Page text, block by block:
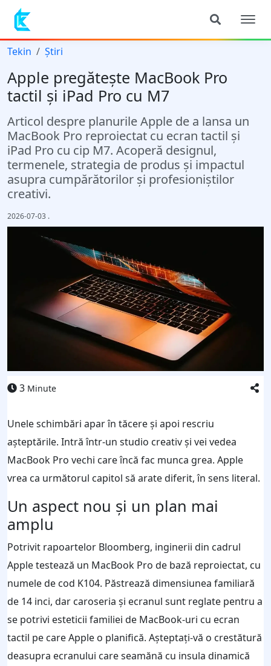
Tekin Știri
Apple pregătește MacBook Pro
tactil și iPad Pro cu M7
Articol despre planurile Apple de a lansa un
MacBook Pro reproiectat cu ecran tactil și
iPad Pro cu cip M7. Acoperă designul,
termenele, strategia de produs și impactul
asupra cumpărătorilor și profesioniștilor
creativi.
2026-07-03 .
3 Minute
Unele schimbări apar în tăcere și apoi rescriu
așteptările. Intră într-un studio creativ și vei vedea
MacBook Pro vechi care încă fac munca grea. Apple
vrea ca următorul capitol să arate diferit, în sens literal.
Un aspect nou și un plan mai
amplu
Potrivit rapoartelor Bloomberg, inginerii din cadrul
Apple testează un MacBook Pro de bază reproiectat, cu
numele de cod K104. Păstrează dimensiunea familiară
de 14 inci, dar caroseria și ecranul sunt reglate pentru a
se potrivi esteticii familiei de MacBook-uri cu ecran
tactil pe care Apple o planifică. Așteptați-vă o crestătură
deasupra ecranului care seamănă cu insula dinamică